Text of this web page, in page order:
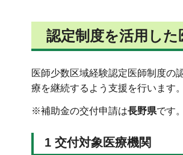
認定制度を活用した
医師少数区域経験認定医師制度の
療を継続するよう支援を行います。
※補助金の交付申請は長野県です。
1 交付対象医療機関